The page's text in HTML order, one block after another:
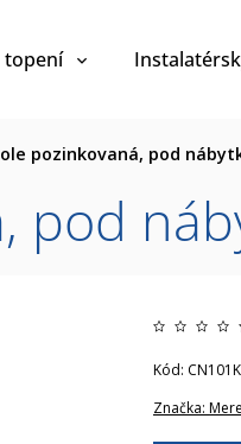
topení
pozinkovaná, pod
pod
Značka:
Kód: CN101K